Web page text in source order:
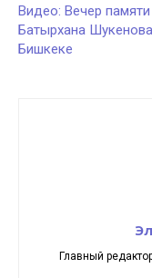
Видео: Вечер памяти
Батырхана
Бишкеке
Главный